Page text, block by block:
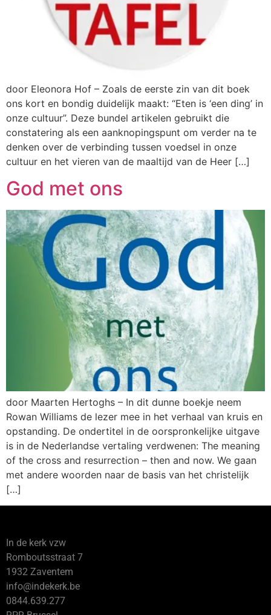
door Eleonora Hof – Zoals de eerste zin van dit boek
ons kort en bondig duidelijk maakt: “Eten is ‘een ding’ in
onze cultuur”. Deze bundel artikelen gebruikt die
constatering als een aanknopingspunt om verder na te
denken over de verbinding tussen voedsel in onze
cultuur en het vieren van de maaltijd van de Heer […]
God met ons
door Maarten Hertoghs – In dit dunne boekje neem
Rowan Williams de lezer mee in het verhaal van kruis en
opstanding. De ondertitel in de oorspronkelijke uitgave
is in de Nederlandse vertaling verdwenen: The meaning
of the cross and resurrection – then and now. We gaan
met andere woorden naar de basis van het christelijk
[…]
In de kerk vzw
Romboutsstraat 7
1932 Zaventem
info@indekerk.be
0844.639.277